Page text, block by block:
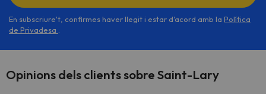
En subscriure't, confirmes haver llegit i estar d'acord amb la Política
de Privadesa
Opinions dels clients sobre Saint-Lary